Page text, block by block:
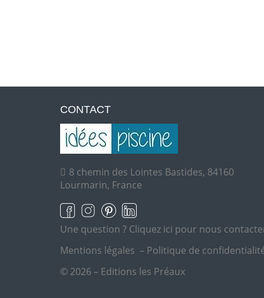
CONTACT
8 chemin des Lointes Bastides, 84160
Lourmarin, France
Une question ? Cliquez ici pour nous
Mentions légales – Politique de
© 2026 – Editions les Préaux